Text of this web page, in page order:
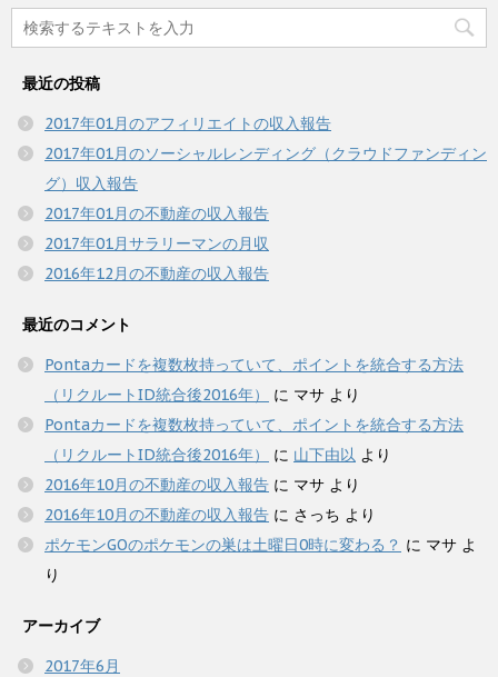
最近の投稿
2017年01月のアフィリエイトの収入報告
2017年01月のソーシャルレンディング（クラウドファンディン
グ）収入報告
2017年01月の不動産の収入報告
2017年01月サラリーマンの月収
2016年12月の不動産の収入報告
最近のコメント
Pontaカードを複数枚持っていて、ポイントを統合する方法
（リクルートID統合後2016年）
に マサ より
Pontaカードを複数枚持っていて、ポイントを統合する方法
（リクルートID統合後2016年）
に 山下由以 より
2016年10月の不動産の収入報告 に マサ より
2016年10月の不動産の収入報告 に さっち より
ポケモンGOのポケモンの巣は土曜日0時に変わる？ に マサ よ
り
アーカイブ
2017年6月